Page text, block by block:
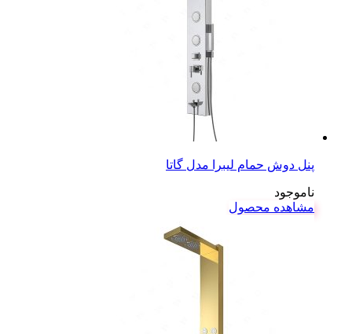
پنل دوش حمام لیبرا مدل گاتا
ناموجود
مشاهده محصول